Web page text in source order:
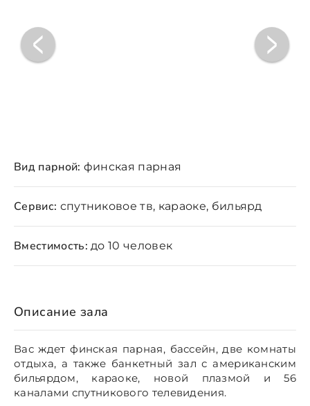
Вид парной: финская парная
Сервис: спутниковое тв, караоке, бильярд
Вместимость: до 10 человек
Описание зала
Вас ждет финская парная, бассейн, две комнаты
отдыха, а также банкетный зал с американским
бильярдом, караоке, новой плазмой и 56
каналами спутникового телевидения.